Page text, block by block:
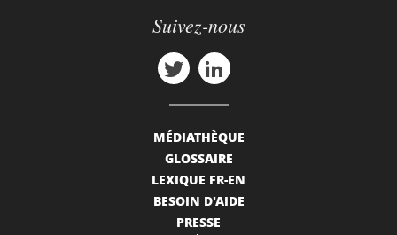
Suivez-nous
MÉDIATHÈQUE
GLOSSAIRE
LEXIQUE FR-EN
BESOIN D'AIDE
PRESSE